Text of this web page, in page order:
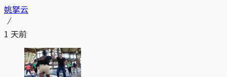
姚拏云
1 天前